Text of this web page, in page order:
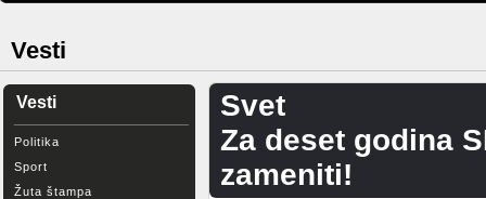
Vesti
Vesti
Politika
Sport
Žuta štampa
Svet
Za deset godina
zameniti!